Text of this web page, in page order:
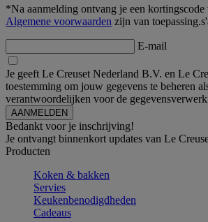
*Na aanmelding ontvang je een
Algemene voorwaarden zijn van
E-mail
Je geeft Le Creuset Nederland B.V. en Le
toestemming om jouw gegevens te beheren
verantwoordelijken voor de
Bedankt voor je inschrijving!
Je ontvangt binnenkort updates van Le
Producten
Koken & bakken
Servies
Keukenbenodigdheden
Cadeaus